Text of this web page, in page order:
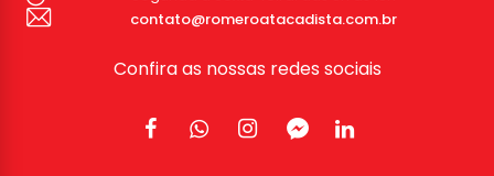
contato@romeroatacadista.com.br
Confira as nossas redes sociais